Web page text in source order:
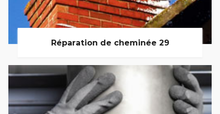
Réparation de cheminée 29